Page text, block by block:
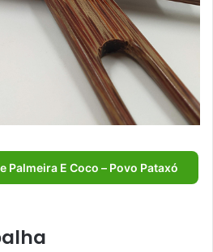
Palmeira E Coco – Povo Pataxó